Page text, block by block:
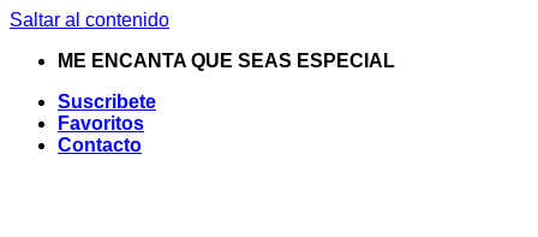
Saltar al contenido
ME ENCANTA QUE SEAS ESPECIAL
Suscribete
Favoritos
Contacto